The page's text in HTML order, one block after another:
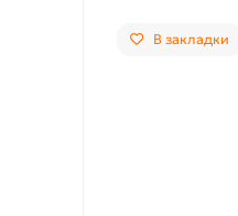
В закладки